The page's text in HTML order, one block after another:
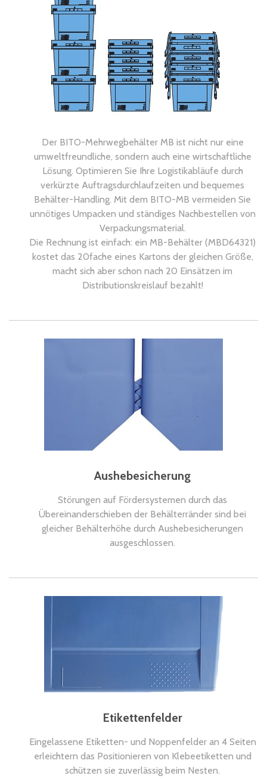
Der BITO-Mehrwegbehälter MB ist nicht nur eine
umweltfreundliche, sondern auch eine wirtschaftliche
Lösung. Optimieren Sie Ihre Logistikabläufe durch
verkürzte Auftragsdurchlaufzeiten und bequemes
Behälter-Handling. Mit dem BITO-MB vermeiden Sie
unnötiges Umpacken und ständiges Nachbestellen von
Verpackungsmaterial.
Die Rechnung ist einfach: ein MB-Behälter (MBD64321)
kostet das 20fache eines Kartons der gleichen Größe,
macht sich aber schon nach 20 Einsätzen im
Distributionskreislauf bezahlt!
Aushebesicherung
Störungen auf Fördersystemen durch das
Übereinanderschieben der Behälterränder sind bei
gleicher Behälterhöhe durch Aushebesicherungen
ausgeschlossen.
Etikettenfelder
Eingelassene Etiketten- und Noppenfelder an 4 Seiten
erleichtern das Positionieren von Klebeetiketten und
schützen sie zuverlässig beim Nesten.